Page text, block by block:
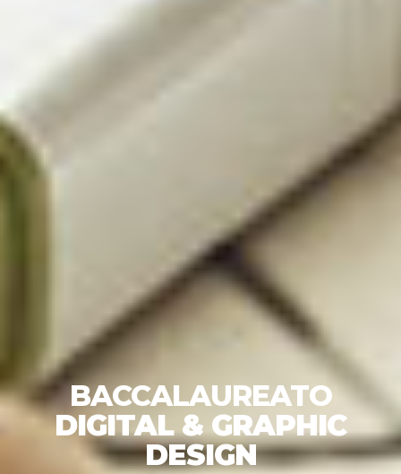
BACCALAUREATO
DIGITAL & GRAPHIC
DESIGN